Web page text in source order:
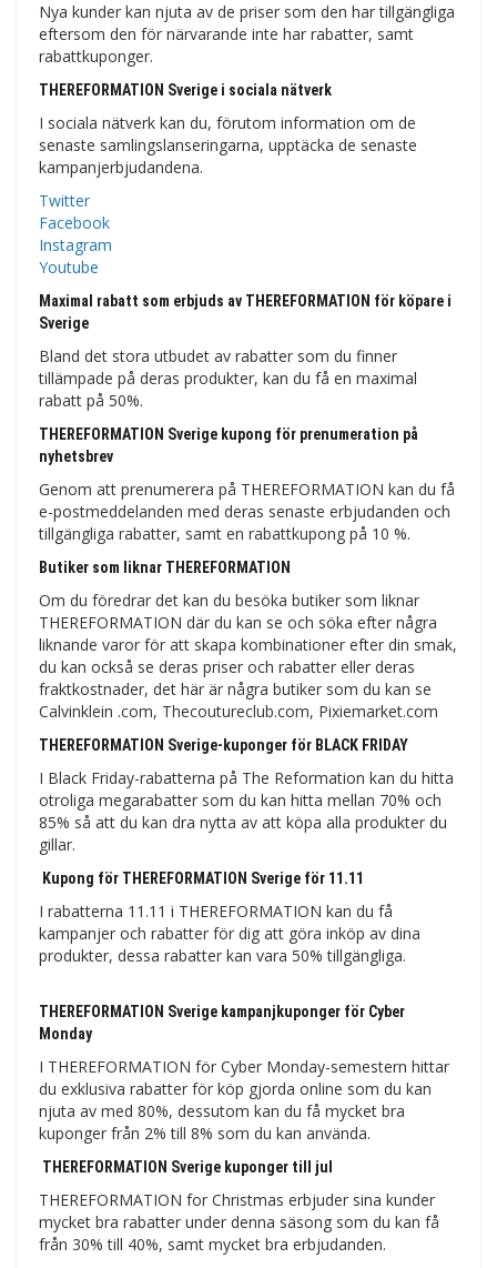
Nya kunder kan njuta av de priser som den har tillgängliga
eftersom den för närvarande inte har rabatter, samt
rabattkuponger.
THEREFORMATION Sverige i sociala nätverk
I sociala nätverk kan du, förutom information om de
senaste samlingslanseringarna, upptäcka de senaste
kampanjerbjudandena.
Twitter
Facebook
Instagram
Youtube
Maximal rabatt som erbjuds av THEREFORMATION för köpare i
Sverige
Bland det stora utbudet av rabatter som du finner
tillämpade på deras produkter, kan du få en maximal
rabatt på 50%.
THEREFORMATION Sverige kupong för prenumeration på
nyhetsbrev
Genom att prenumerera på THEREFORMATION kan du få
e-postmeddelanden med deras senaste erbjudanden och
tillgängliga rabatter, samt en rabattkupong på 10 %.
Butiker som liknar THEREFORMATION
Om du föredrar det kan du besöka butiker som liknar
THEREFORMATION där du kan se och söka efter några
liknande varor för att skapa kombinationer efter din smak,
du kan också se deras priser och rabatter eller deras
fraktkostnader, det här är några butiker som du kan se
Calvinklein .com, Thecoutureclub.com, Pixiemarket.com
THEREFORMATION Sverige-kuponger för BLACK FRIDAY
I Black Friday-rabatterna på The Reformation kan du hitta
otroliga megarabatter som du kan hitta mellan 70% och
85% så att du kan dra nytta av att köpa alla produkter du
gillar.
Kupong för THEREFORMATION Sverige för 11.11
I rabatterna 11.11 i THEREFORMATION kan du få
kampanjer och rabatter för dig att göra inköp av dina
produkter, dessa rabatter kan vara 50% tillgängliga.
THEREFORMATION Sverige kampanjkuponger för Cyber ​​​​
Monday
I THEREFORMATION för Cyber ​​​​Monday-semestern hittar
du exklusiva rabatter för köp gjorda online som du kan
njuta av med 80%, dessutom kan du få mycket bra
kuponger från 2% till 8% som du kan använda.
THEREFORMATION Sverige kuponger till jul
THEREFORMATION for Christmas erbjuder sina kunder
mycket bra rabatter under denna säsong som du kan få
från 30% till 40%, samt mycket bra erbjudanden.